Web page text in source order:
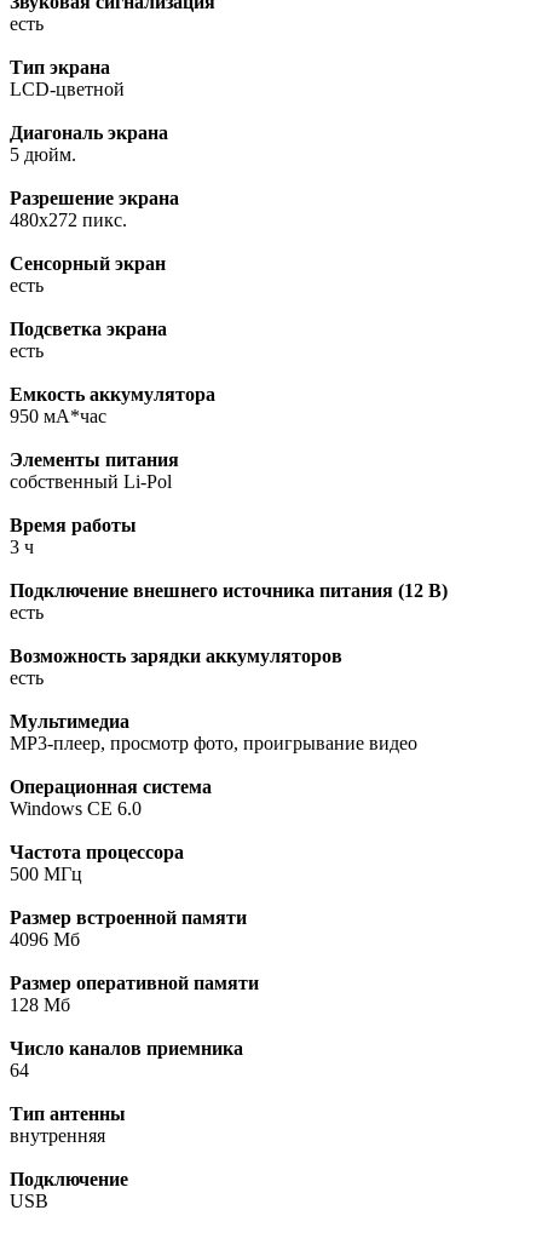
есть
Тип экрана
LCD-цветной
Диагональ экрана
5 дюйм.
Разрешение экрана
480x272 пикс.
Сенсорный экран
есть
Подсветка экрана
есть
Емкость аккумулятора
950 мА*час
Элементы питания
собственный Li-Pol
Время работы
3 ч
Подключение внешнего источника питания (12 В)
есть
Возможность зарядки аккумуляторов
есть
Мультимедиа
MP3-плеер, просмотр фото, проигрывание видео
Операционная система
Windows CE 6.0
Частота процессора
500 МГц
Размер встроенной памяти
4096 Мб
Размер оперативной памяти
128 Мб
Число каналов приемника
64
Тип антенны
внутренняя
Подключение
USB